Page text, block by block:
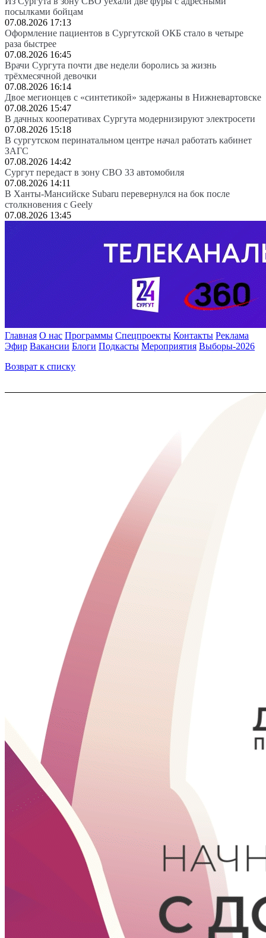
посылками бойцам
07.08.2026 17:13
Оформление пациентов в Сургутской ОКБ стало в четыре
раза быстрее
07.08.2026 16:45
Врачи Сургута почти две недели боролись за жизнь
трёхмесячной девочки
07.08.2026 16:14
Двое мегионцев с «синтетикой» задержаны в Нижневартовске
07.08.2026 15:47
В дачных кооперативах Сургута модернизируют электросети
07.08.2026 15:18
В сургутском перинатальном центре начал работать кабинет
ЗАГС
07.08.2026 14:42
Сургут передаст в зону СВО 33 автомобиля
07.08.2026 14:11
В Ханты-Мансийске Subaru перевернулся на бок после
столкновения с Geely
07.08.2026 13:45
Главная О нас Программы Спецпроекты Контакты Реклама
Эфир Вакансии Блоги Подкасты Мероприятия Выборы-2026
Возврат к списку